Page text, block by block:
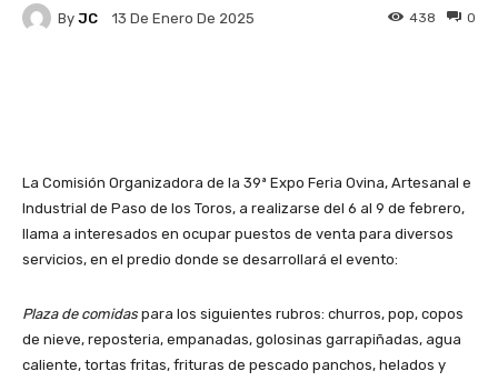
By JC 13 De Enero De 2025 0
438
La Comisión Organizadora de la 39ª Expo Feria Ovina, Artesanal e
Industrial de Paso de los Toros, a realizarse del 6 al 9 de febrero,
llama a interesados en ocupar puestos de venta para diversos
servicios, en el predio donde se desarrollará el evento:
Plaza de comidas para los siguientes rubros: churros, pop, copos
de nieve, reposteria, empanadas, golosinas garrapiñadas, agua
caliente, tortas fritas, frituras de pescado panchos, helados y